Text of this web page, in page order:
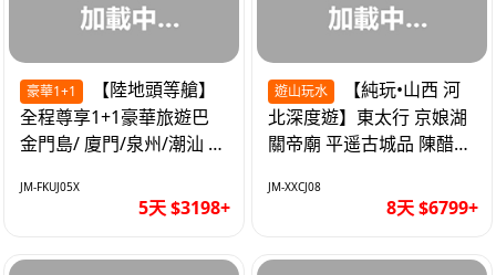
豪華1+1
全程尊享1+1豪華旅遊巴
金門島/ 廈門/泉州/潮汕 無
JM-FKUJ05X
5天 $3198+
遊山玩水
北深度遊】東太行 京娘湖
關帝廟 平遥古城品 陳醋咖
JM-XXCJ08
8天 $6799+